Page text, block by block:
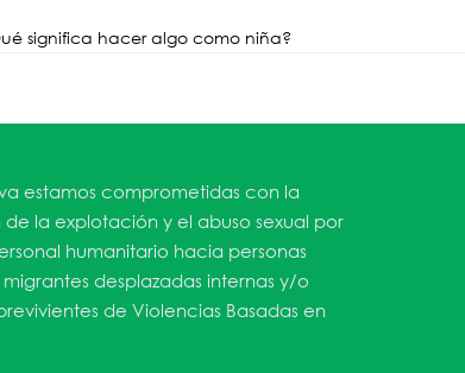
estamos comprometidas con la
la explotación y el abuso sexual por
humanitario hacia personas
desplazadas internas y/o
de Violencias Basadas en